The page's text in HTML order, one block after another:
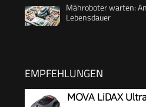
Mähroboter warten:
Lebensdauer
EMPFEHLUNGEN
MOVA LiDAX